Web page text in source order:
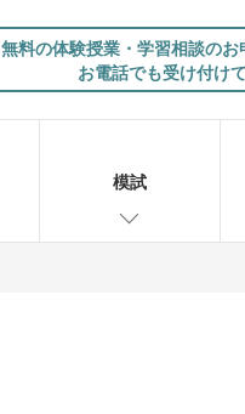
無料の体験授業・学習相談の
お電話でも受け付け
模試